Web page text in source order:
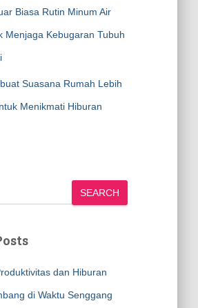
Biasa Rutin Minum Air
Menjaga Kebugaran Tubuh
Suasana Rumah Lebih
Menikmati Hiburan
SEARCH
dan Hiburan
di Waktu Senggang